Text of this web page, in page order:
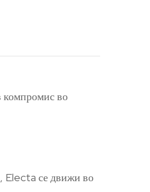
компромис во
Electa се движи во